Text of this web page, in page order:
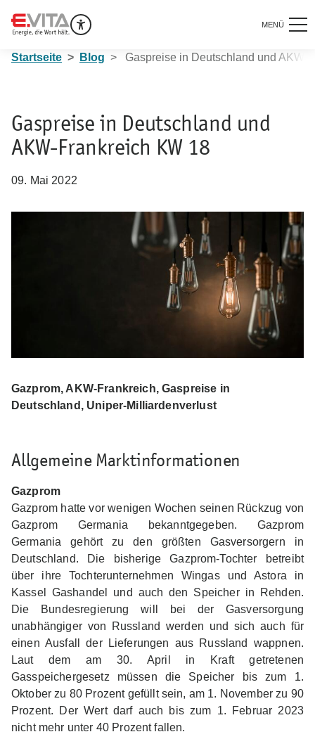
MENÜ
Startseite Blog Gaspreise in Deutschland und AKW-
Gaspreise in Deutschland und
AKW-Frankreich KW 18
09. Mai 2022
Gazprom, AKW-Frankreich, Gaspreise in
Deutschland, Uniper-Milliardenverlust
Allgemeine Marktinformationen
Gazprom
Gazprom hatte vor wenigen Wochen seinen Rückzug von
Gazprom Germania bekanntgegeben. Gazprom
Germania gehört zu den größten Gasversorgern in
Deutschland. Die bisherige Gazprom-Tochter betreibt
über ihre Tochterunternehmen Wingas und Astora in
Kassel Gashandel und auchden Speicher in Rehden.
Die Bundesregierung will bei der Gasversorgung
unabhängiger von
Russland werden und sich auch für
einen Ausfall der Lieferungen aus Russland wappnen.
Lautdem am 30. April in Kraft getretenen
Gasspeichergesetz müssen die Speicher bis zum 1.
Oktoberzu 80 Prozent gefüllt sein, am 1. November zu 90
Prozent. Der Wert darf auch bis zum 1. Februar 2023
nicht mehr unter 40 Prozent fallen.